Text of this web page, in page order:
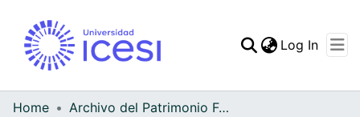
Log In
Home
Archivo del Patrimonio Fotográfico y Fílmico del Valle del Cauca